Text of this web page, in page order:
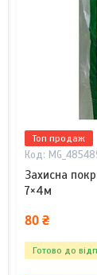
Топ продаж
Захисна
7×4м
80 ₴
Готово до